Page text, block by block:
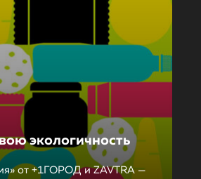
экологичность
от +1ГОРОД и ZAVTRA —